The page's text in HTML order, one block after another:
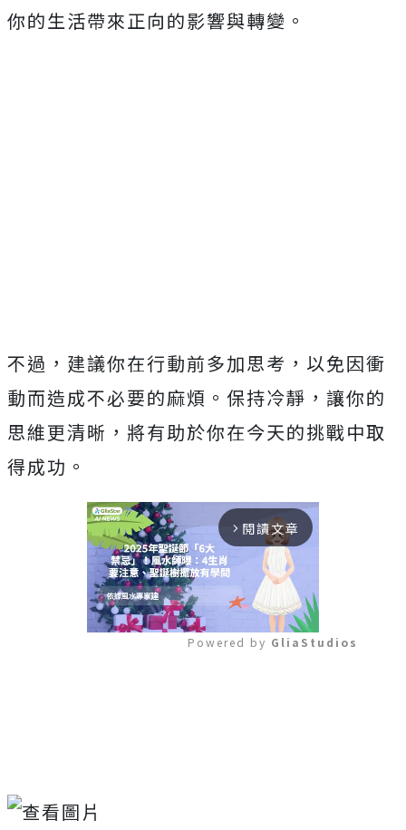
你的生活帶來正向的影響與轉變。
不過，建議你在行動前多加思考，以免因衝
動而造成不必要的麻煩。保持冷靜，讓你的
思維更清晰，將有助於你在今天的挑戰中取
得成功。
arrow_forward_ios 閱讀文章
Powered by GliaStudios